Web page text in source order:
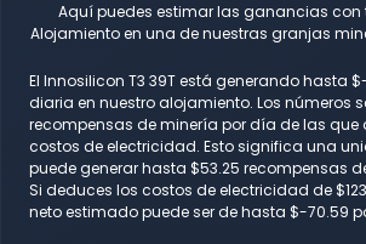
Aquí puedes estimar las ganancias con
Alojamiento en una de nuestras granjas
El Innosilicon T3 39T está generando hasta
diaria en nuestro alojamiento. Los números
recompensas de minería por día de las que
costos de electricidad. Esto significa una
puede generar hasta $53.25 recompensas
Si deduces los costos de electricidad de
neto estimado puede ser de hasta $-70.59